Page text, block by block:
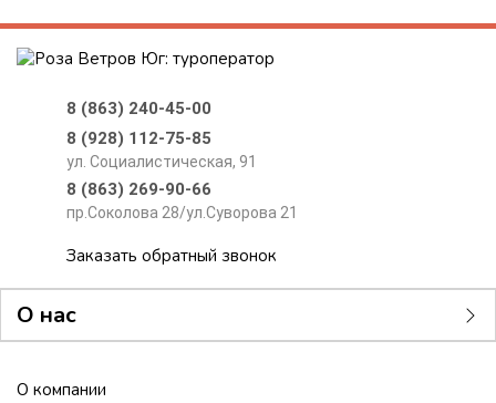
8 (863) 240-45-00
8 (928) 112-75-85
ул. Социалистическая, 91
8 (863) 269-90-66
пр.Соколова 28/ул.Суворова 21
Заказать обратный звонок
О нас
О компании